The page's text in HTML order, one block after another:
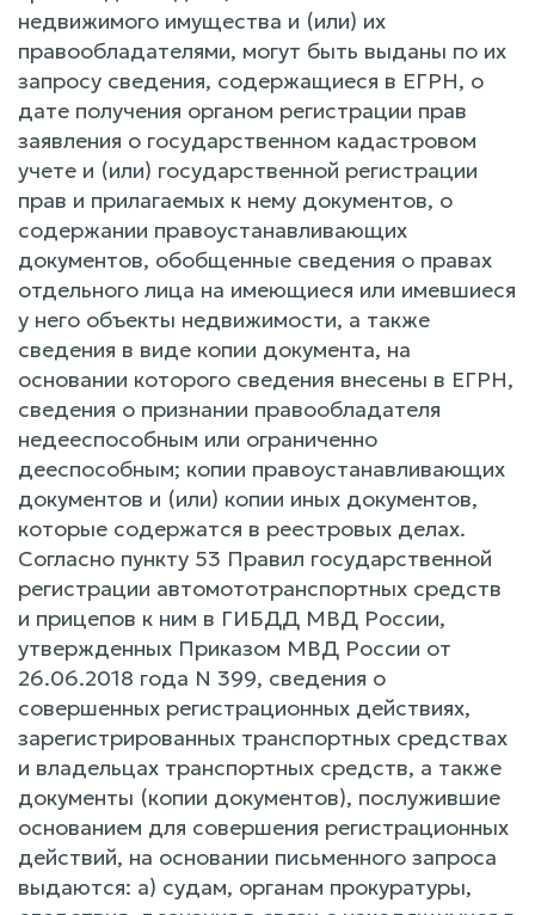
недвижимого имущества и (или) их
правообладателями, могут быть выданы по их
запросу сведения, содержащиеся в ЕГРН, o
дате получения органом регистрации прав
заявления o государственном кадастровом
учете и (или) государственной регистрации
прав и прилагаемых к нему документов, o
содержании правоустанавливающих
документов, обобщенные сведения o правах
отдельного лица на имеющиеся или имевшиеся
y него объекты недвижимости, a также
сведения в виде копии документа, на
основании которого сведения внесены в ЕГРН,
сведения o признании правообладателя
недееспособным или ограниченно
дееспособным; копии правоустанавливающих
документов и (или) копии иных документов,
которые содержатся в реестровых делах.
Согласно пункту 53 Правил государственной
регистрации автомототранспортных средств
и прицепов к ним в ГИБДД МВД России,
утвержденных Приказом МВД России от
26.06.2018 года N 399, сведения o
совершенных регистрационных действиях,
зарегистрированных транспортных средствах
и владельцах транспортных средств, a также
документы (копии документов), послужившие
основанием для совершения регистрационных
действий, на основании письменного запроса
выдаются: a) судам, органам прокуратуры,